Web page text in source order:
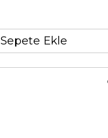
Sepete Ekle